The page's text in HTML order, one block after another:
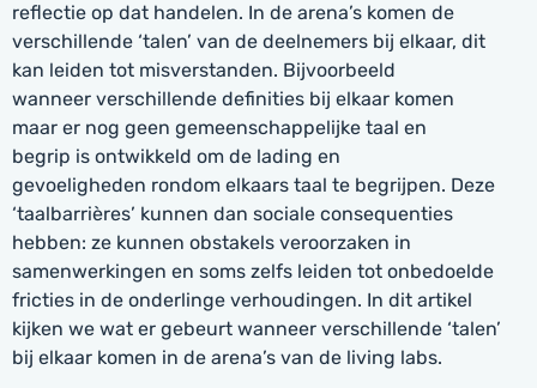
reflectie op dat handelen. In de arena’s komen de
verschillende ‘talen’ van de deelnemers bij elkaar, dit
kan leiden tot misverstanden. Bijvoorbeeld
wanneer verschillende definities bij elkaar komen
maar er nog geen gemeenschappelijke taal en
begrip is ontwikkeld om de lading en
gevoeligheden rondom elkaars taal te begrijpen. Deze
‘taalbarrières’ kunnen dan sociale consequenties
hebben: ze kunnen obstakels veroorzaken in
samenwerkingen en soms zelfs leiden tot onbedoelde
fricties in de onderlinge verhoudingen. In dit artikel
kijken we wat er gebeurt wanneer verschillende ‘talen’
bij elkaar komen in de arena’s van de living labs.